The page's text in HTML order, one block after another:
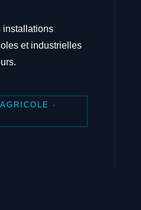
installations
et industrielles
·